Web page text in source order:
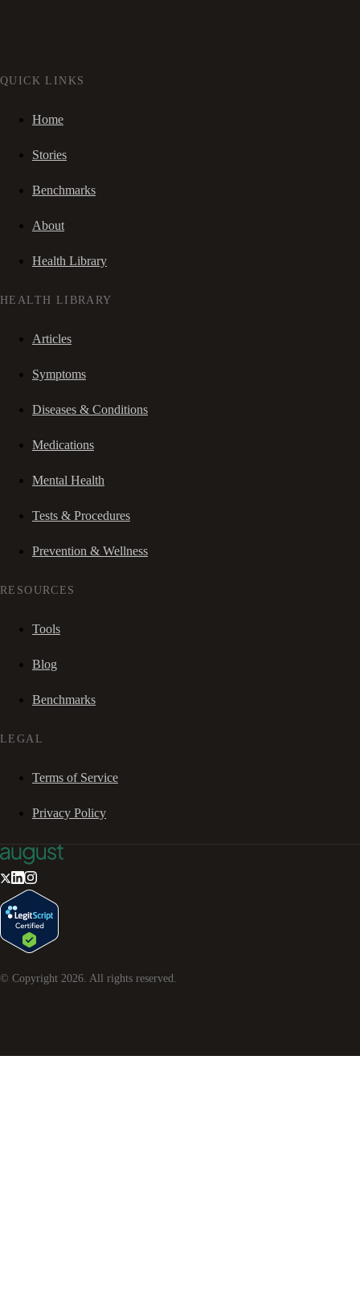
QUICK LINKS
Home
Stories
Benchmarks
About
Health Library
HEALTH LIBRARY
Articles
Symptoms
Diseases & Conditions
Medications
Mental Health
Tests & Procedures
Prevention & Wellness
RESOURCES
Tools
Blog
Benchmarks
LEGAL
Terms of Service
Privacy Policy
© Copyright 2026 . All rights reserved.